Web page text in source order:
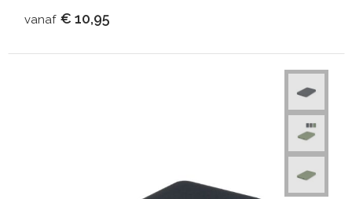
vanaf € 10,95